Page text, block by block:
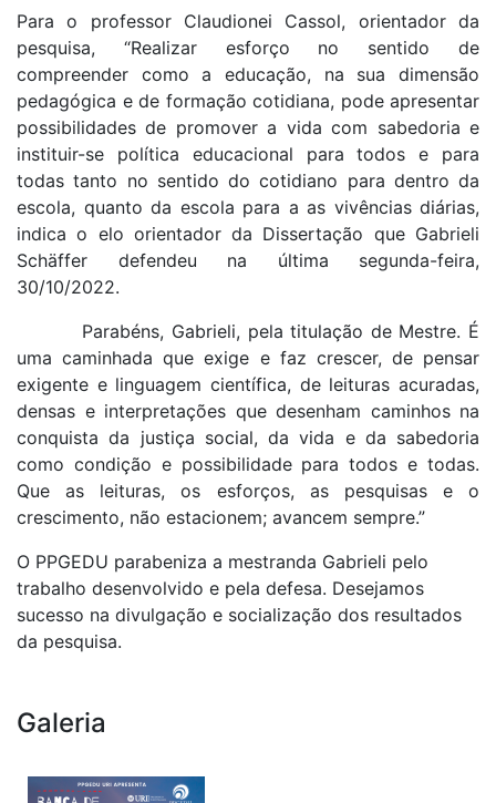
Para o professor Claudionei Cassol, orientador da
pesquisa, “Realizar esforço no sentido de
compreender como a educação, na sua dimensão
pedagógica e de formação cotidiana, pode apresentar
possibilidades de promover a vida com sabedoria e
instituir-se política educacional para todos e para
todas tanto no sentido do cotidiano para dentro da
escola, quanto da escola para a as vivências diárias,
indica o elo orientador da Dissertação que Gabrieli
Schäffer defendeu na última segunda-feira,
30/10/2022.
Parabéns, Gabrieli, pela titulação de Mestre. É
uma caminhada que exige e faz crescer, de pensar
exigente e linguagem científica, de leituras acuradas,
densas e interpretações que desenham caminhos na
conquista da justiça social, da vida e da sabedoria
como condição e possibilidade para todos e todas.
Que as leituras, os esforços, as pesquisas e o
crescimento, não estacionem; avancem sempre.”
O PPGEDU parabeniza a mestranda Gabrieli pelo
trabalho desenvolvido e pela defesa. Desejamos
sucesso na divulgação e socialização dos resultados
da pesquisa.
Galeria